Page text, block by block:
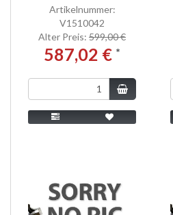
Artikelnummer:
V1510042
Alter Preis: 599,00 €
587,02 € *